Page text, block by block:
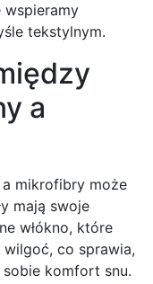
tekstylnym.
a
a mikrofibry może
mają swoje
włókno, które
wilgoć, co sprawia,
komfort snu.